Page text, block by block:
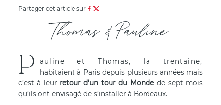
Partager cet article sur
Thomas & Pauline
P
auline et Thomas, la trentaine,
habitaient à Paris depuis plusieurs années mais
c’est à leur retour d’un tour du Mondede sept mois
qu’ils ont envisagé de s’installer à Bordeaux.